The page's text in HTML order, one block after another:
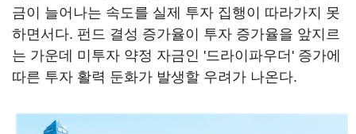
금이 늘어나는 속도를 실제 투자 집행이 따라가지 못
하면서다. 펀드 결성 증가율이 투자 증가율을 앞지르
는 가운데 미투자 약정 자금인 '드라이파우더' 증가에
따른 투자 활력 둔화가 발생할 우려가 나온다.